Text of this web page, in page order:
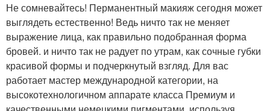
Не сомневайтесь! Перманентный макияж сегодня может
выглядеть естественно! Ведь ничто так не меняет
выражение лица, как правильно подобранная форма
бровей. и ничто так не радует по утрам, как сочные губки
красивой формы и подчеркнутый взгляд. Для вас
работает мастер международной категории, на
высокотехнологичном аппарате класса Премиум и